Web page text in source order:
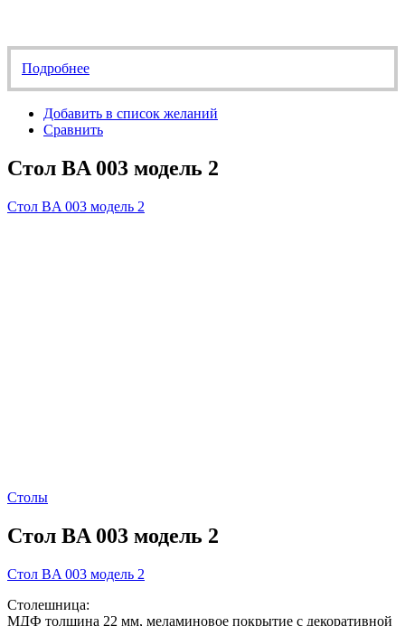
Подробнее
Добавить в список желаний
Сравнить
Стол BA 003 модель 2
Стол BA 003 модель 2
Столы
Стол BA 003 модель 2
Стол BA 003 модель 2
Столешница:
МДФ толщина 22 мм, меламиновое покрытие с декоративной